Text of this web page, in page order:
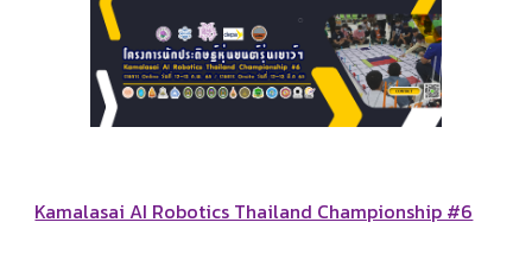
Kamalasai AI Robotics Thailand Championship #6